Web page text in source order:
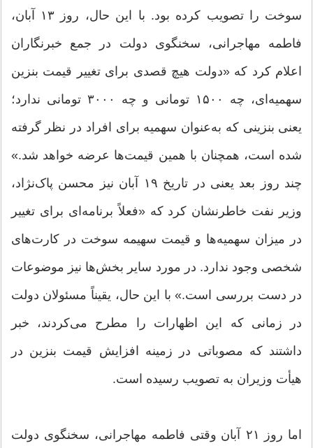
سوخت را تصویب کرده بود. با این حال، روز ۱۳ آبان،
فاطمه مهاجرانی، سخنگوی دولت در جمع خبرنگاران
اعلام کرد که «دولت هیچ قصدی برای تغییر قیمت بنزین
سهمیه‌ای، چه ۱۵۰۰ تومانی و چه ۳۰۰۰ تومانی ندارد؛
یعنی بنزینی که به‌عنوان سهمیه برای افراد در نظر گرفته
شده است، همچنان با همین قیمت‌ها عرضه خواهد شد.»
چند روز بعد یعنی در تاریخ ۱۹ آبان نیز محسن پاک‌نژاد،
وزیر نفت خاطرنشان کرد که «فعلاً برنامه‌ای برای تغییر
در میزان سهمیه‌ها و قیمت سهیمه سوخت در کارت‌های
شخصی وجود ندارد. در مورد سایر بخش‌ها نیز موضوعات
در دست بررسی است.» با این حال، یقیناً مسئولان دولت
در زمانی که این اظهارات را مطرح می‌کردند، خبر
داشتند که مصوباتی در زمینه افزایش قیمت بنزین در
هیأت وزیران به تصویب رسیده است.
اما روز ۲۱ آبان وقتی فاطمه مهاجرانی، سخنگوی دولت